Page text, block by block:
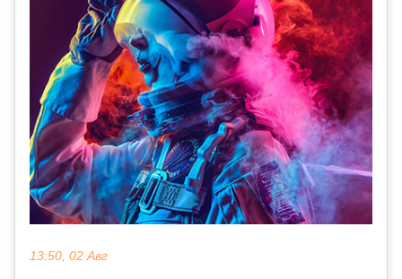
13:50, 02 Авг